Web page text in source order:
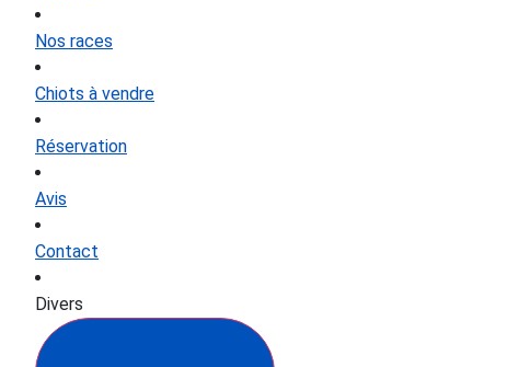
Nos races
Chiots à vendre
Réservation
Avis
Contact
Divers